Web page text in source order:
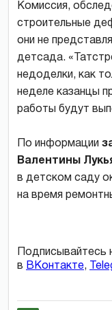
Комиссия,
строительные
они не
детсада.
недоделки, как
неделе казанцы
работы будут
По информации
Валентины
в детском саду
на время
в ВКонтакте,